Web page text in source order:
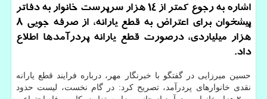
اشاره به رجوع كمتر از ۱۴ هزار سرپرست خانوار به دفاتر
پیشخوان برای اعتراض به قطع یارانه، از صرفه جویی ۸
هزار میلیاردی، درصورت قطع یارانه پردرآمدها اطلاع
داد.
حسین میرزایی در گفتگو با خبرنگار مهر، درباره فرایند قطع یارانه
نقدی خانوارهای پردرآمد، تصریح كرد: در گام نخست، لیست حدود